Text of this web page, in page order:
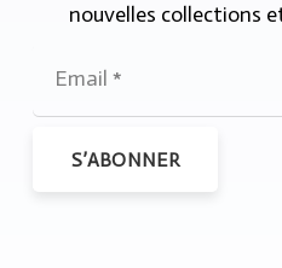
nouvelles collections
S’ABONNER